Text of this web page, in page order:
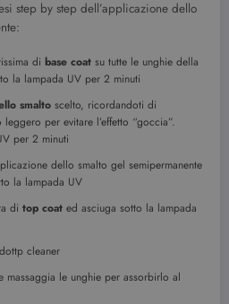
step by step dell’applicazione dello
di base coat su tutte le unghie della
la lampada UV per 2 minuti
smalto scelto, ricordandoti di
per evitare l’effetto “goccia”.
per 2 minuti
dello smalto gel semipermanente
la lampada UV
di top coat ed asciuga sotto la lampada
cleaner
le unghie per assorbirlo al
beauty.dimmicosacerchi.it